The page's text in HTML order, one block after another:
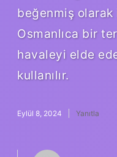
beğenmiş olarak
Osmanlıca bir
havaleyi elde
kullanılır.
Eylül 8, 2024 Yanıtla